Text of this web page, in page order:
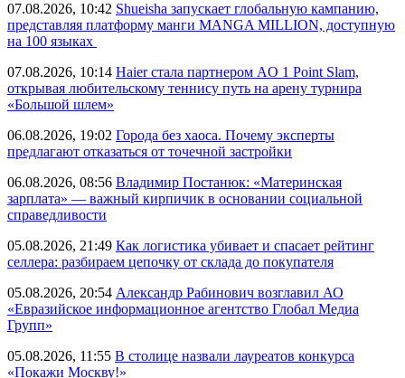
07.08.2026, 10:42 Shueisha запускает глобальную кампанию,
представляя платформу манги MANGA MILLION, доступную
на 100 языках
07.08.2026, 10:14 Haier стала партнером AO 1 Point Slam,
открывая любительскому теннису путь на арену турнира
«Большой шлем»
06.08.2026, 19:02 Города без хаоса. Почему эксперты
предлагают отказаться от точечной застройки
06.08.2026, 08:56 Владимир Постанюк: «Материнская
зарплата» — важный кирпичик в основании социальной
справедливости
05.08.2026, 21:49 Как логистика убивает и спасает рейтинг
селлера: разбираем цепочку от склада до покупателя
05.08.2026, 20:54 Александр Рабинович возглавил АО
«Евразийское информационное агентство Глобал Медиа
Групп»
05.08.2026, 11:55 В столице назвали лауреатов конкурса
«Покажи Москву!»